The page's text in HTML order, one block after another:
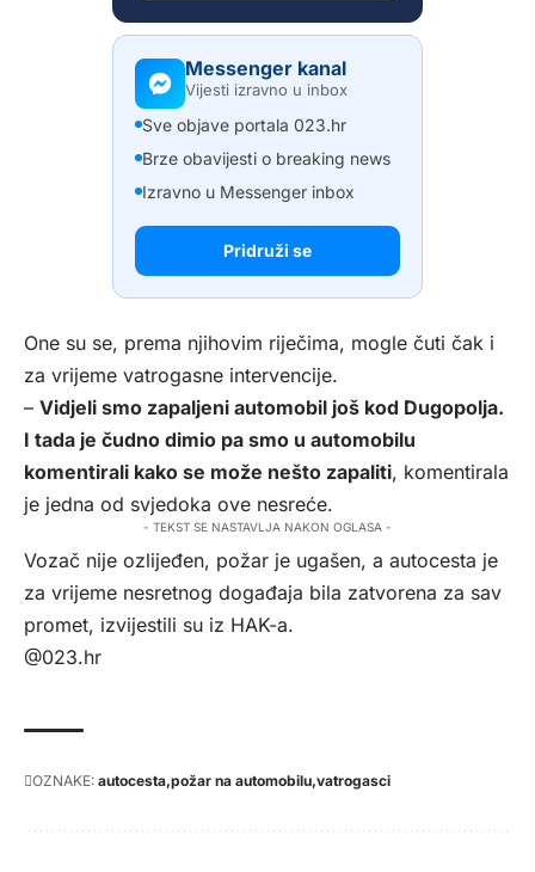
Messenger kanal
Vijesti izravno u inbox
Sve objave portala 023.hr
Brze obavijesti o breaking news
Izravno u Messenger inbox
Pridruži se
One su se, prema njihovim riječima, mogle čuti čak i
za vrijeme vatrogasne intervencije.
– Vidjeli smo zapaljeni automobil još kod Dugopolja.
I tada je čudno dimio pa smo u automobilu
komentirali kako se može nešto zapaliti, komentirala
je jedna od svjedoka ove nesreće.
- TEKST SE NASTAVLJA NAKON OGLASA -
Vozač nije ozlijeđen, požar je ugašen, a autocesta je
za vrijeme nesretnog događaja bila zatvorena za sav
promet, izvijestili su iz HAK-a.
@023.hr
OZNAKE: autocesta požar na automobilu vatrogasci